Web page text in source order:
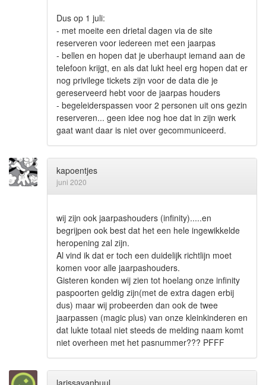
Dus op 1 juli:
- met moeite een drietal dagen via de site
reserveren voor iedereen met een jaarpas
- bellen en hopen dat je uberhaupt iemand aan de
telefoon krijgt, en als dat lukt heel erg hopen dat er
nog privilege tickets zijn voor de data die je
gereserveerd hebt voor de jaarpas houders
- begeleiderspassen voor 2 personen uit ons gezin
reserveren... geen idee nog hoe dat in zijn werk
gaat want daar is niet over gecommuniceerd.
kapoentjes
juni 2020
wij zijn ook jaarpashouders (infinity).....en
begrijpen ook best dat het een hele ingewikkelde
heropening zal zijn.
Al vind ik dat er toch een duidelijk richtlijn moet
komen voor alle jaarpashouders.
Gisteren konden wij zien tot hoelang onze infinity
paspoorten geldig zijn(met de extra dagen erbij
dus) maar wij probeerden dan ook de twee
jaarpassen (magic plus) van onze kleinkinderen en
dat lukte totaal niet steeds de melding naam komt
niet overheen met het pasnummer??? PFFF